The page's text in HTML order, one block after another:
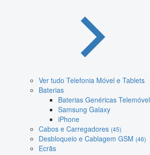
Ver tudo Telefonia Móvel e Tablets
Baterias
Baterias Genéricas Telemóvel
Samsung Galaxy
iPhone
Cabos e Carregadores (45)
Desbloqueio e Cablagem GSM (46)
Ecrãs